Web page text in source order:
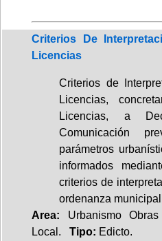
Criterios De
Licencias
Criterios de
Licencias,
Licencias, a
Comunicación
parámetros
informados
criterios de
ordenanza
Area: Urbanismo
Local. Tipo: Edicto.